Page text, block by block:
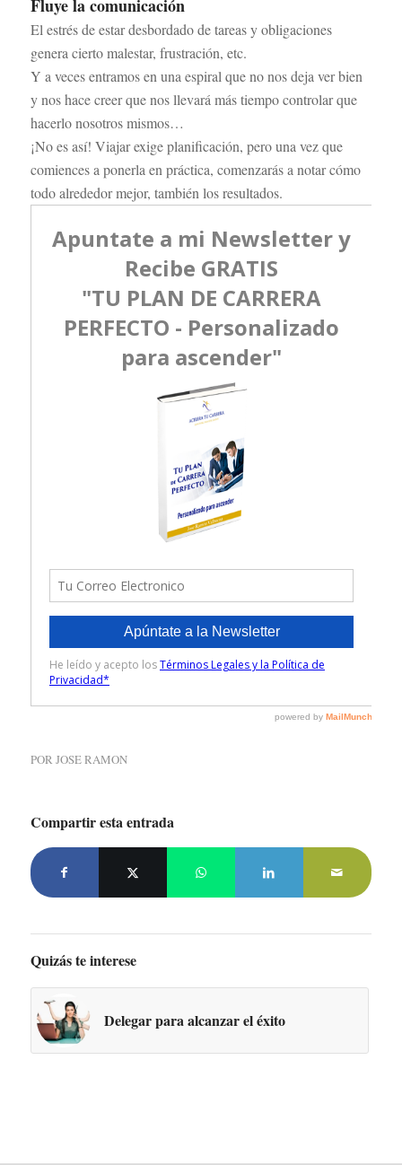
Fluye la comunicación
El estrés de estar desbordado de tareas y obligaciones
genera cierto malestar, frustración, etc.
Y a veces entramos en una espiral que no nos deja ver bien
y nos hace creer que nos llevará más tiempo controlar que
hacerlo nosotros mismos…
¡No es así! Viajar exige planificación, pero una vez que
comiences a ponerla en práctica, comenzarás a notar cómo
todo alrededor mejor, también los resultados.
POR JOSE RAMON
Compartir esta entrada
Quizás te interese
Delegar para alcanzar el éxito